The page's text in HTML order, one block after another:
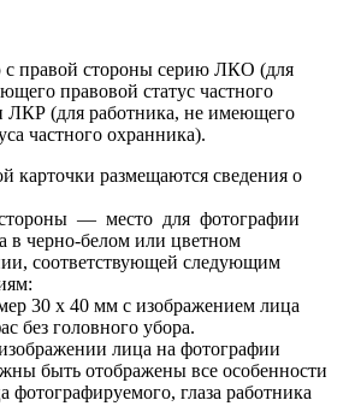
с правой стороны серию ЛКО (для
правовой статус частного
ЛКР (для работника, не имеющего
частного охранника).
карточки размещаются сведения о
— место для фотографии
в черно-белом или цветном
соответствующей следующим
30 х 40 мм с изображением лица
без головного убора.
лица на фотографии
быть отображены все особенности
фотографируемого, глаза работника